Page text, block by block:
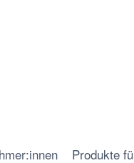
Produkte